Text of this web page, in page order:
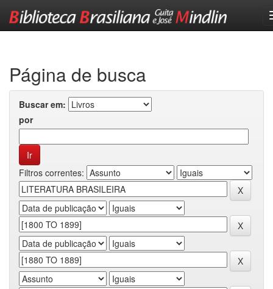
Página de busca
Buscar em:
por
Filtros correntes: